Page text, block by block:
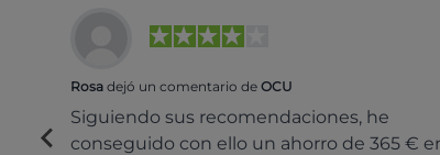
Rosa dejó un comentario de OCU
Siguiendo sus recomendaciones, he
conseguido con ello un ahorro de 365 €